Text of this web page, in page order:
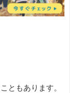
ともあります。